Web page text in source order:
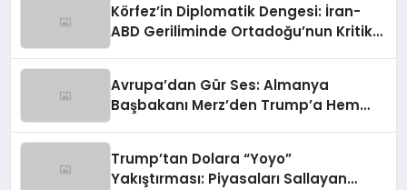
Körfez’in Diplomatik Dengesi: İran-
ABD Geriliminde Ortadoğu’nun Kritik
Avrupa’dan Gür Ses: Almanya
Başbakanı Merz’den Trump’a Hem
Trump’tan Dolara “Yoyo”
Yakıştırması: Piyasaları Sallayan